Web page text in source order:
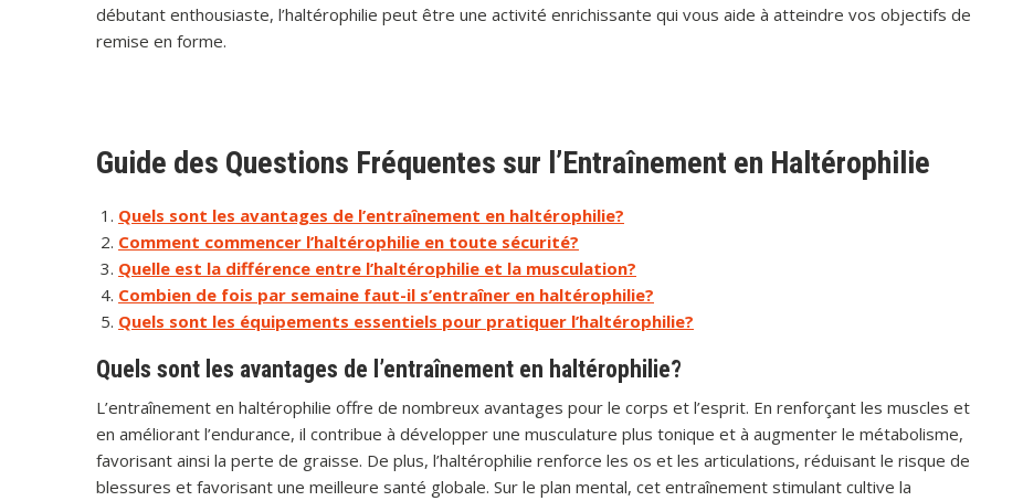
débutant enthousiaste, l’haltérophilie peut être une activité enrichissante qui vous aide à atteindre vos objectifs de
remise en forme.
Guide des Questions Fréquentes sur l’Entraînement en Haltérophilie
Quels sont les avantages de l’entraînement en haltérophilie?
Comment commencer l’haltérophilie en toute sécurité?
Quelle est la différence entre l’haltérophilie et la musculation?
Combien de fois par semaine faut-il s’entraîner en haltérophilie?
Quels sont les équipements essentiels pour pratiquer l’haltérophilie?
Quels sont les avantages de l’entraînement en haltérophilie?
L’entraînement en haltérophilie offre de nombreux avantages pour le corps et l’esprit. En renforçant les muscles et
en améliorant l’endurance, il contribue à développer une musculature plus tonique et à augmenter le métabolisme,
favorisant ainsi la perte de graisse. De plus, l’haltérophilie renforce les os et les articulations, réduisant le risque de
blessures et favorisant une meilleure santé globale. Sur le plan mental, cet entraînement stimulant cultive la